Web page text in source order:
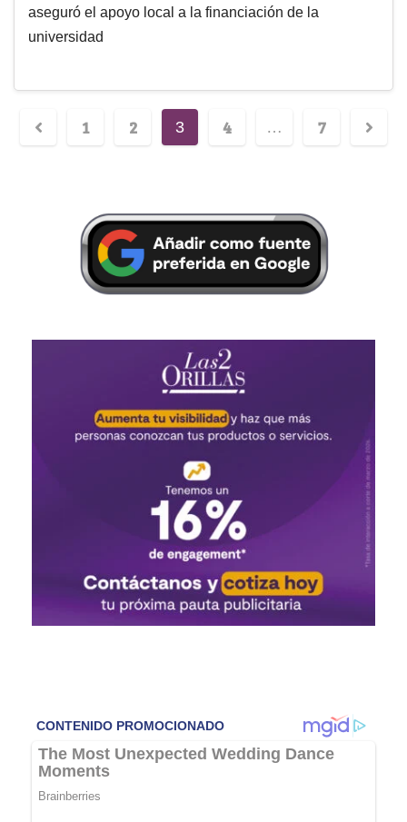
aseguró el apoyo local a la financiación de la
universidad
1 2 3 4 … 7